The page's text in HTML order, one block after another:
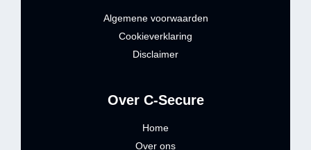
Algemene voorwaarden
Cookieverklaring
Disclaimer
Over C-Secure
Home
Over ons